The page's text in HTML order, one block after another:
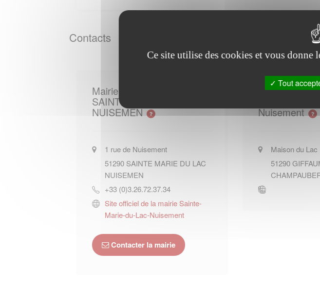
Contacts
Mairie de
SAINTE MARIE DU LAC
NUISEMEN
1 rue de Nuisement
51290 SAINTE MARIE DU LAC
NUISEMEN
+33 (0)3.26.72.37.34
Site officiel de la mairie Sainte-
Marie-du-Lac-Nuisement
Contacter la mairie
Office de
Nuisement
Maison du Lac
51290
Ce site utilise des cookies et vous donne
Tout